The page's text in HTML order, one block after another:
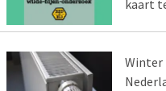
kaart
Winter